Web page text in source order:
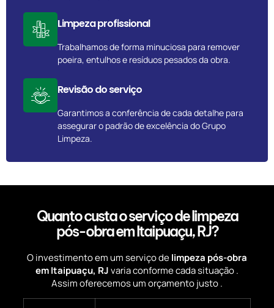
Limpeza profissional
Trabalhamos de forma minuciosa para remover
poeira, entulhos e resíduos pesados da obra.
Revisão do serviço
Garantimos a conferência de cada detalhe para
assegurar o padrão de excelência do Grupo
Limpeza.
Quanto custa o serviço de limpeza
pós-obra em Itaipuaçu, RJ?
O investimento em um serviço delimpeza pós-obra
em Itaipuaçu, RJvaria conforme cada situação .
Assim oferecemos um orçamento justo .